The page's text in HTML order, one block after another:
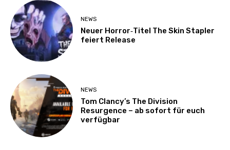
NEWS
Neuer Horror‑Titel The Skin Stapler
feiert Release
NEWS
Tom Clancy’s The Division
Resurgence – ab sofort für euch
verfügbar